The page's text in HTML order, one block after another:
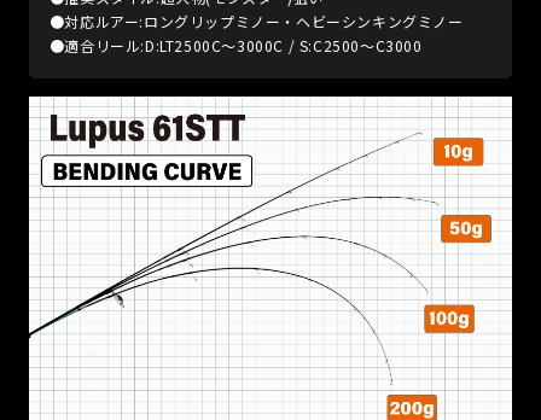
●対応ルアー:ロングリップミノー・ヘビーシンキングミノー
●適合リール:D:LT2500C〜3000C / S:C2500〜C3000